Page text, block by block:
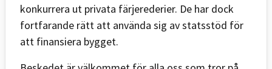
konkurrera ut privata färjerederier. De har dock
fortfarande rätt att använda sig av statsstöd för
att finansiera bygget.